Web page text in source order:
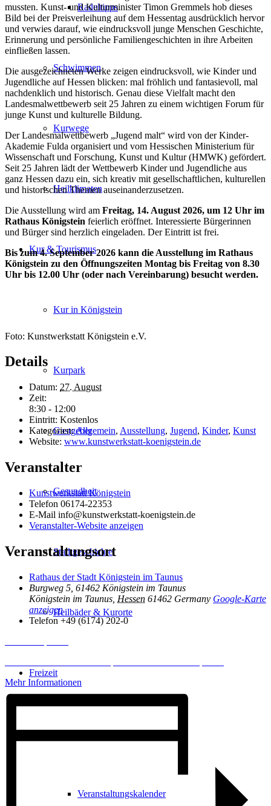
Radeltipps
Schwimmen
Kurwege
Heilklimaten
Kur & Tourismus
Kur in Königstein
Kurpark
Gastgeber
Gesundheit
Stadtgeschichte
Heilbäder & Kurorte
Freizeit
Veranstaltungskalender
Veranstaltungskalender
mussten. Kunst- und Kulturminister Timon Gremmels hob dieses
Bild bei der Preisverleihung auf dem Hessentag ausdrücklich hervor
und verwies darauf, wie eindrucksvoll junge Menschen Geschichte,
Erinnerung und persönliche Familiengeschichten in ihre Arbeiten
einfließen lassen.
Die ausgezeichneten Werke zeigen eindrucksvoll, wie Kinder und
Jugendliche auf Hessen blicken: mal fröhlich und fantasievoll, mal
nachdenklich und historisch. Genau diese Vielfalt macht den
Landesmalwettbewerb seit 25 Jahren zu einem wichtigen Forum für
junge Kunst und kulturelle Bildung.
Der Landesmalwettbewerb „Jugend malt“ wird von der Kinder-
Akademie Fulda organisiert und vom Hessischen Ministerium für
Wissenschaft und Forschung, Kunst und Kultur (HMWK) gefördert.
Seit 25 Jahren lädt der Wettbewerb Kinder und Jugendliche aus
ganz Hessen dazu ein, sich kreativ mit gesellschaftlichen, kulturellen
und historischen Themen auseinanderzusetzen.
Die Ausstellung wird am Freitag, 14. August 2026, um 12 Uhr im
Rathaus Königstein feierlich eröffnet. Interessierte Bürgerinnen
und Bürger sind herzlich eingeladen. Der Eintritt ist frei.
Bis zum 4. September 2026 kann die Ausstellung im Rathaus
Königstein zu den Öffnungszeiten Montag bis Freitag von 8.30
Uhr bis 12.00 Uhr (oder nach Vereinbarung) besucht werden.
Foto: Kunstwerkstatt Königstein e.V.
Details
Datum: 27. August
Zeit:
8:30 - 12:00
Eintritt: Kostenlos
Kategorien:Allgemein, Ausstellung, Jugend, Kinder, Kunst
Website: www.kunstwerkstatt-koenigstein.de
Veranstalter
Kunstwerkstatt Königstein
Telefon 06174-22353
E-Mail info@kunstwerkstatt-koenigstein.de
Veranstalter-Website anzeigen
Veranstaltungsort
Rathaus der Stadt Königstein im Taunus
Burgweg 5, 61462 Königstein im Taunus
Königstein im Taunus Hessen 61462 Germany Google-Karte
anzeigen
Telefon +49 (6174) 202-0
Mehr Informationen